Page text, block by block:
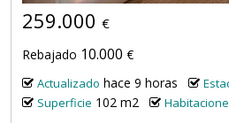
259.000 €
Rebajado 10.000 €
Actualizado hace 9 horas
Superficie 102 m2